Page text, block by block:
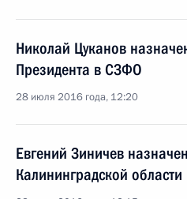
Николай Цуканов
Президента в СЗФО
28 июля 2016 года, 12:20
Евгений Зиничев
Калининградской области